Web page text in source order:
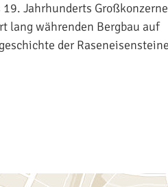
Jahrhunderts Großkonzerne
lang währenden Bergbau auf
der